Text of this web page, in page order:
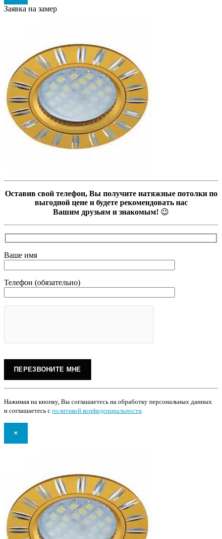
Заявка на замер
Оставив свой телефон, Вы получите натяжные потолки по
выгодной цене и будете рекомендовать нас
Вашим друзьям и знакомым! 😉
Ваше имя
Телефон (обязательно)
Нажимая на кнопку, Вы соглашаетесь на обработку персональных данных
и соглашаетесь с политикой конфиденциальности.
×